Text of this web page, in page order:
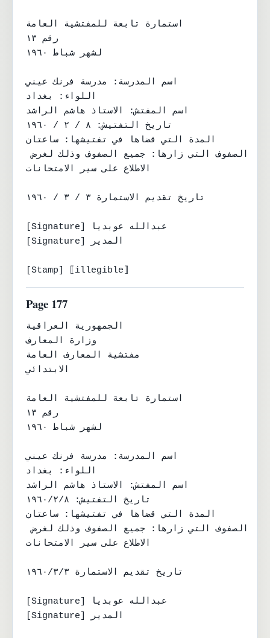
استمارة تابعة للمفتشية العامة
رقم ١٣
لشهر شباط ١٩٦٠
اسم المدرسة: مدرسة فرنك عيني
اللواء: بغداد
اسم المفتش: الاستاذ هاشم الراشد
تاريخ التفتيش: ٨ / ٢ / ١٩٦٠
المدة التي قضاها في تفتيشها: ساعتان
الصفوف التي زارها: جميع الصفوف وذلك لغرض
الاطلاع على سير الامتحانات
تاريخ تقديم الاستمارة ٣ / ٣ / ١٩٦٠
[Signature] عبدالله عوبديا
[Signature] المدير
[Stamp] ⟦illegible⟧
Page 177
الجمهورية العراقية
وزارة المعارف
مفتشية المعارف العامة
الابتدائي
استمارة تابعة للمفتشية العامة
رقم ١٣
لشهر شباط ١٩٦٠
اسم المدرسة: مدرسة فرنك عيني
اللواء: بغداد
اسم المفتش: الاستاذ هاشم الراشد
تاريخ التفتيش: ١٩٦٠/٢/٨
المدة التي قضاها في تفتيشها: ساعتان
الصفوف التي زارها: جميع الصفوف وذلك لغرض
الاطلاع على سير الامتحانات
تاريخ تقديم الاستمارة ١٩٦٠/٣/٣
[Signature] عبدالله عوبديا
[Signature] المدير